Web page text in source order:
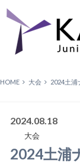
HOME 大会 2024土浦
2024.08.18
大会
2024土浦